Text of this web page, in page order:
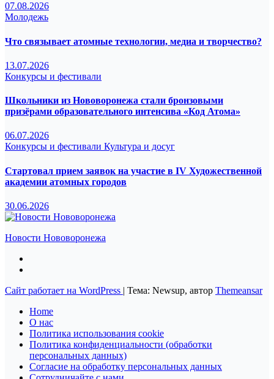
07.08.2026
Молодежь
Что связывает атомные технологии, медиа и творчество?
13.07.2026
Конкурсы и фестивали
Школьники из Нововоронежа стали бронзовыми
призёрами образовательного интенсива «Код Атома»
06.07.2026
Конкурсы и фестивали Культура и досуг
Стартовал прием заявок на участие в IV Художественной
академии атомных городов
30.06.2026
Новости Нововоронежа
Сайт работает на WordPress | Тема: Newsup, автор Themeansar
Home
О нас
Политика использования cookie
Политика конфиденциальности (обработки
персональных данных)
Согласие на обработку персональных данных